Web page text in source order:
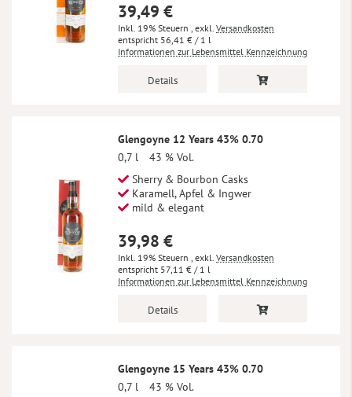
39,49 €
Inkl. 19% Steuern , exkl. Versandkosten
56,41 € / 1 l
Informationen zur Lebensmittel Kennzeichnung
Details
Glengoyne 12 Years 43% 0.70
0,7 l
43 % Vol.
Sherry & Bourbon Casks
Karamell, Apfel & Ingwer
mild & elegant
39,98 €
Inkl. 19% Steuern , exkl. Versandkosten
57,11 € / 1 l
Informationen zur Lebensmittel Kennzeichnung
Details
Glengoyne 15 Years 43% 0.70
0,7 l
43 % Vol.